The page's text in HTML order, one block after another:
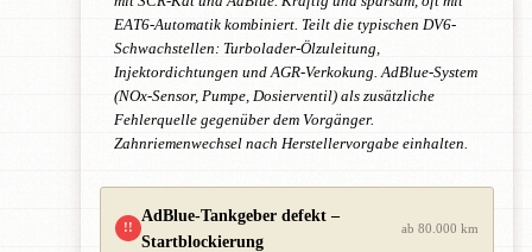
EAT6-Automatik kombiniert. Teilt die typischen DV6-
Schwachstellen: Turbolader-Ölzuleitung,
Injektordichtungen und AGR-Verkokung. AdBlue-System
(NOx-Sensor, Pumpe, Dosierventil) als zusätzliche
Fehlerquelle gegenüber dem Vorgänger.
Zahnriemenwechsel nach Herstellervorgabe einhalten.
!!
AdBlue-Tankgeber defekt –
Startblockierung
ab 80.000 km